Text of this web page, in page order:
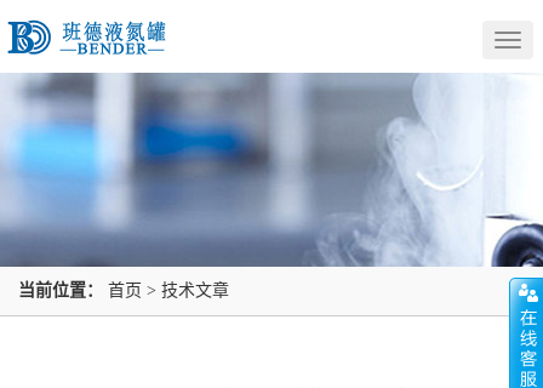
当前位置： 首页 > 技术文章